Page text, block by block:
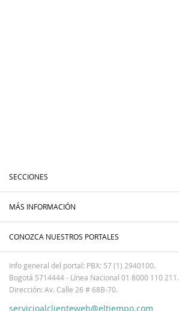
SECCIONES
MÁS INFORMACIÓN
CONOZCA NUESTROS PORTALES
Info general del portal: PBX: 57 (1) 2940100.
Bogotá 5714444 - Línea Nacional 01 8000 110 211.
Dirección: Av. Calle 26 # 68B-70.
servicioalclienteweb@eltiempo.com